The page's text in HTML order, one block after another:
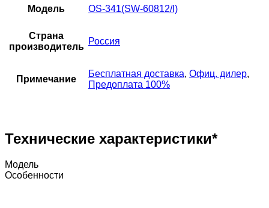
Модель OS-341(SW-60812/I)
Страна
производитель
Россия
Примечание
Бесплатная доставка, Офиц. дилер,
Предоплата 100%
Технические характеристики*
Модель
Особенности